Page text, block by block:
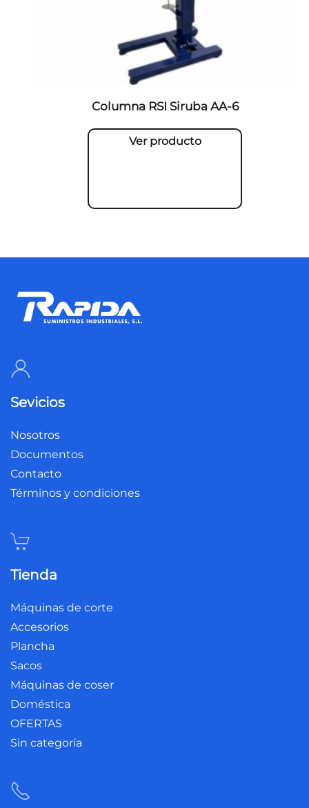
Columna RSI Siruba AA-6
Ver producto
Sevicios
Nosotros
Documentos
Contacto
Términos y condiciones
Tienda
Máquinas de corte
Accesorios
Plancha
Sacos
Máquinas de coser
Doméstica
OFERTAS
Sin categoría